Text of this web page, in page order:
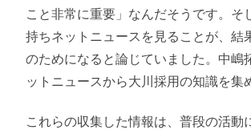
こと非常に重要」なんだそうです。そ
持ちネットニュースを見ることが、結
のためになると論じていました。中嶋
ットニュースから大川採用の知識を集
これらの収集した情報は、普段の活動